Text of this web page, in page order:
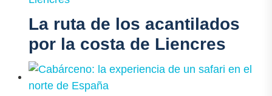
La ruta de los acantilados
por la costa de Liencres